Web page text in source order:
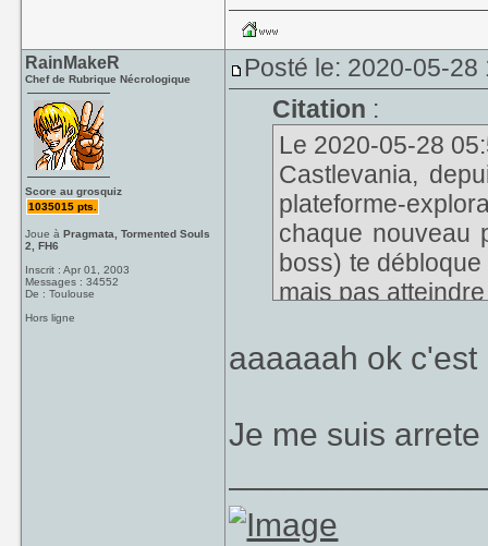
RainMakeR
Chef de Rubrique Nécrologique
Score au grosquiz
1035015 pts.
Joue àPragmata, Tormented Souls
2, FH6
Inscrit : Apr 01, 2003
Messages : 34552
De : Toulouse
Hors ligne
Posté le: 2020-05-28
Citation :
Le 2020-05-28
Castlevania,
plateforme-
chaque nouveau
boss) te
mais pas
aaaaaah ok c'est
Je me suis